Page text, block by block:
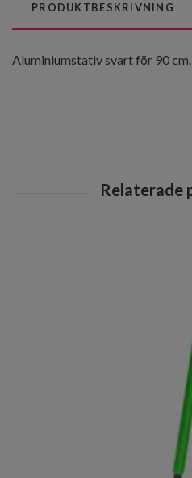
PRODUKTBESKRIVNING
Aluminiumstativ svart för 90 cm.